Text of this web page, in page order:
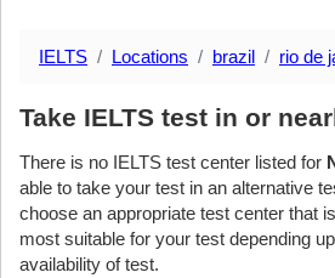
IELTS Locations brazil rio de
Take IELTS test in or
There is no IELTS test center listed for
able to take your test in an alternative
choose an appropriate test center that
most suitable for your test depending
availability of test.